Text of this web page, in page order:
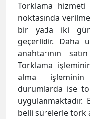
Torklama
noktasında
bir yada iki
geçerlidir. Daha
anahtarının
Torklama
alma işleminin
durumlarda ise
belli sürelerle tork